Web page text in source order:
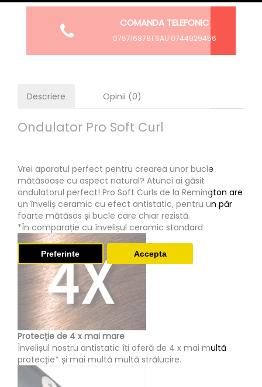
Preferinte Accepta
COMANDA TELEFONIC
0757168781 SAU 0744929456
Descriere Opinii (0)
Ondulator Pro Soft Curl
Vrei aparatul perfect pentru crearea unor bucle
mătăsoase cu aspect natural? Atunci ai găsit
ondulatorul perfect! Pro Soft Curls de la Remington are
un înveliș ceramic cu efect antistatic, pentru un păr
foarte mătăsos și bucle care chiar rezistă.
*În comparație cu învelișul ceramic standard
Protecție de 4 x mai mare
Învelișul nostru antistatic îți oferă de 4 x mai multă
protecție* și mai multă multă strălucire.